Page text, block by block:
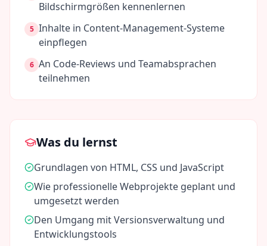
Bildschirmgrößen kennenlernen
5 Inhalte in Content-Management-Systeme
einpflegen
6 An Code-Reviews und Teamabsprachen
teilnehmen
Was du lernst
Grundlagen von HTML, CSS und JavaScript
Wie professionelle Webprojekte geplant und
umgesetzt werden
Den Umgang mit Versionsverwaltung und
Entwicklungstools